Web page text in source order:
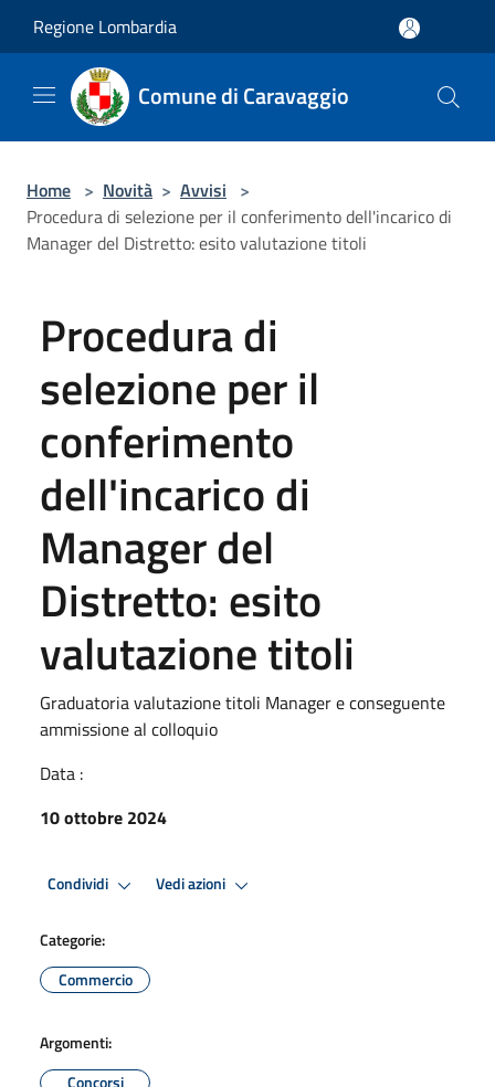
Regione Lombardia
Comune di Caravaggio
Home > Novità > Avvisi >
Procedura di selezione per il conferimento dell'incarico di
Manager del Distretto: esito valutazione titoli
Procedura di
selezione per il
conferimento
dell'incarico di
Manager del
Distretto: esito
valutazione titoli
Graduatoria valutazione titoli Manager e conseguente
ammissione al colloquio
Data :
10 ottobre 2024
Condividi Vedi azioni
Categorie:
Commercio
Argomenti:
Concorsi